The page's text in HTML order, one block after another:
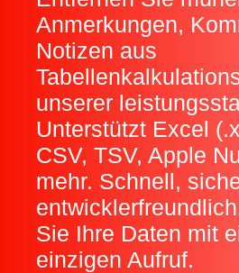
Anmerkungen,
Notizen aus
unserer
Unterstützt Excel
CSV, TSV, Apple
mehr. Schnell,
Sie Ihre Daten mit
einzigen Aufruf.